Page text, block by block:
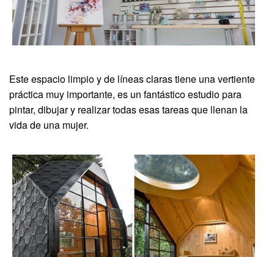
Este espacio limpio y de líneas claras tiene una vertiente
práctica muy importante, es un fantástico estudio para
pintar, dibujar y realizar todas esas tareas que llenan la
vida de una mujer.